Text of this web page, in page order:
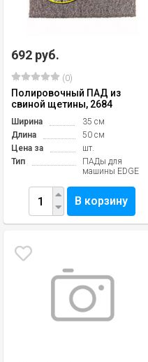
692 руб.
(0)
Полировочный ПАД из
свиной щетины, 2684
Ширина
35 см
Длина
50 см
Цена за
шт.
Тип
ПАДы для
машины EDGE
В корзину